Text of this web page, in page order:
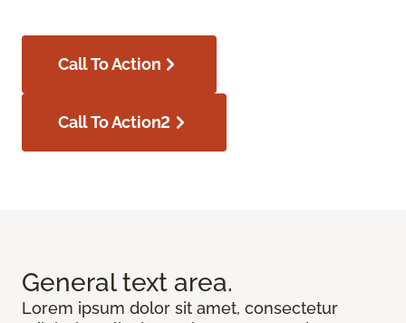
Call To Action
Call To Action2
General text area.
Lorem ipsum dolor sit amet, consectetur